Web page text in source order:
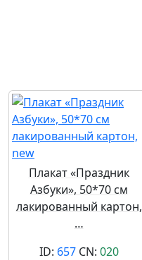
Плакат «Праздник
Азбуки», 50*70 см
лакированный картон,
…
ID: 657CN: 020